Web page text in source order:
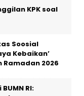
KPK soal
Soosial
Kebaikan’
Ramadan 2026
RI: